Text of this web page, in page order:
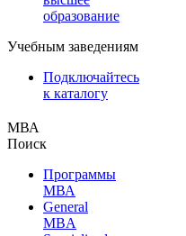
образование
Учебным заведениям
Подключайтесь
к каталогу
МВА
Поиск
Программы
МВА
General
MBA